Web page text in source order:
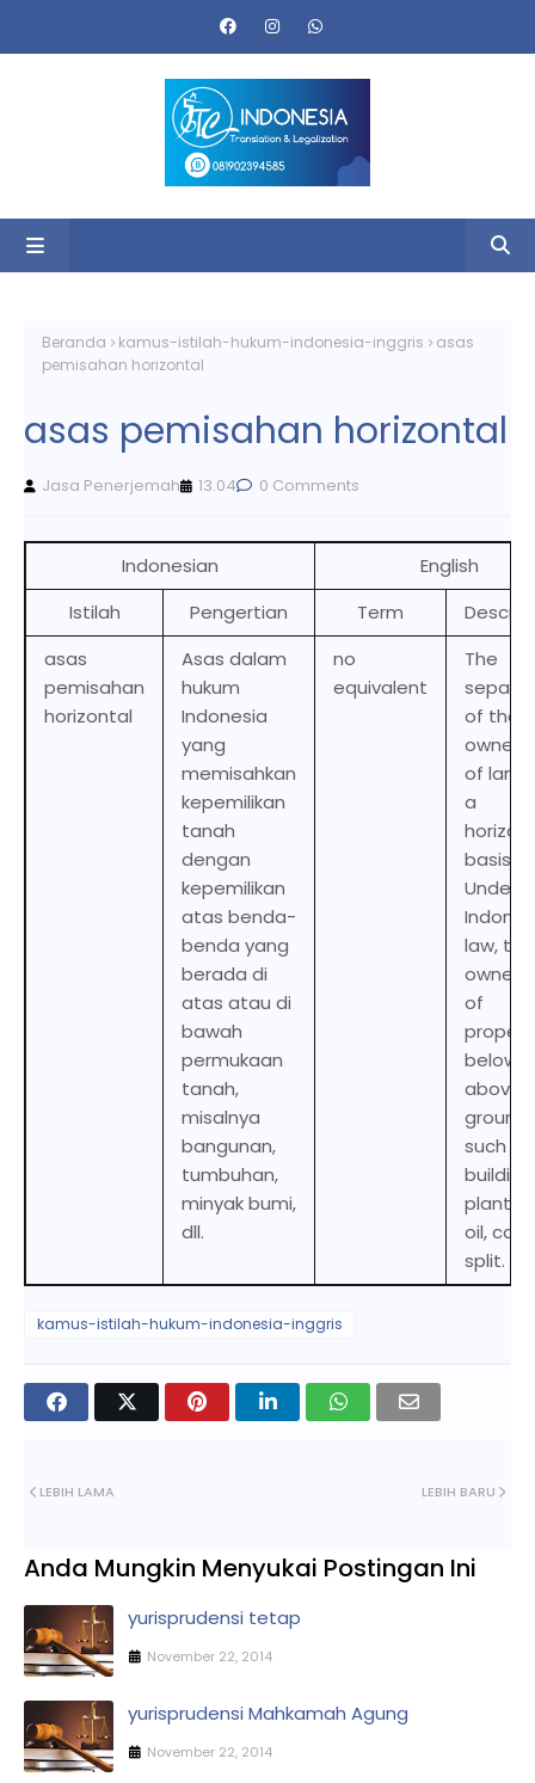
Beranda kamus-istilah-hukum-indonesia-inggris
asas
pemisahan horizontal
asas pemisahan horizontal
Jasa Penerjemah 13.04 0 Comments
Indonesian
English
Istilah
Pengertian Term
asas
pemisahan
horizontal
Asas dalam
hukum
Indonesia
yang
memisahkan
kepemilikan
tanah
dengan
kepemilikan
atas benda-
benda yang
berada di
atas atau di
bawah
permukaan
tanah,
misalnya
bangunan,
tumbuhan,
minyak bumi,
dll.
no
equivalent
The
of the
of land
a
basis.
Under
law, the
of
below
above
ground,
such as
plants
oil, can
split.
kamus-istilah-hukum-indonesia-inggris
LEBIH BARU
LEBIH LAMA
Anda Mungkin Menyukai Postingan Ini
yurisprudensi tetap
November 22, 2014
yurisprudensi Mahkamah Agung
November 22, 2014